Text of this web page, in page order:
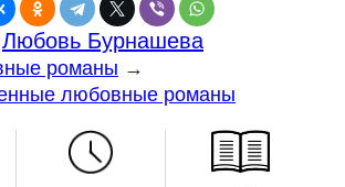
Любовь Бурнашева
романы →
любовные романы